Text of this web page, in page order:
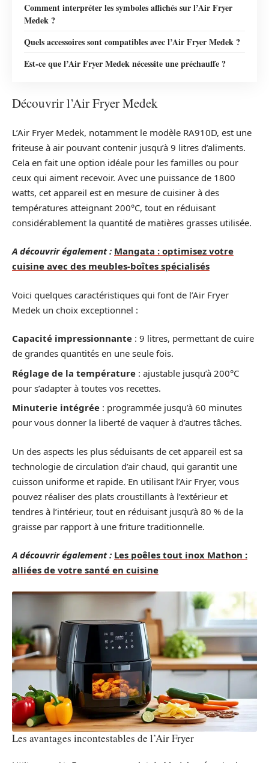
Comment interpréter les symboles affichés sur l’Air Fryer
Medek ?
Quels accessoires sont compatibles avec l’Air Fryer Medek ?
Est-ce que l’Air Fryer Medek nécessite une préchauffe ?
Découvrir l’Air Fryer Medek
L’Air Fryer Medek, notamment le modèle RA910D, est une
friteuse à air pouvant contenir jusqu’à 9 litres d’aliments.
Cela en fait une option idéale pour les familles ou pour
ceux qui aiment recevoir. Avec une puissance de 1800
watts, cet appareil est en mesure de cuisiner à des
températures atteignant 200°C, tout en réduisant
considérablement la quantité de matières grasses utilisée.
A découvrir également : Mangata : optimisez votre
cuisine avec des meubles-boîtes spécialisés
Voici quelques caractéristiques qui font de l’Air Fryer
Medek un choix exceptionnel :
Capacité impressionnante : 9 litres, permettant de cuire
de grandes quantités en une seule fois.
Réglage de la température : ajustable jusqu’à 200°C
pour s’adapter à toutes vos recettes.
Minuterie intégrée : programmée jusqu’à 60 minutes
pour vous donner la liberté de vaquer à d’autres tâches.
Un des aspects les plus séduisants de cet appareil est sa
technologie de circulation d’air chaud, qui garantit une
cuisson uniforme et rapide. En utilisant l’Air Fryer, vous
pouvez réaliser des plats croustillants à l’extérieur et
tendres à l’intérieur, tout en réduisant jusqu’à 80 % de la
graisse par rapport à une friture traditionnelle.
A découvrir également : Les poêles tout inox Mathon :
alliées de votre santé en cuisine
Les avantages incontestables de l’Air Fryer